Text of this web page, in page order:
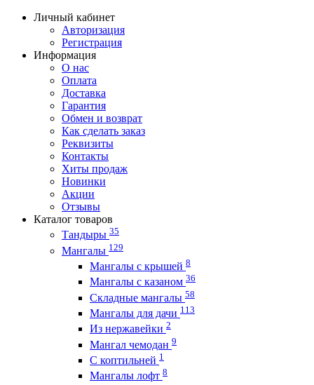
Личный кабинет
Авторизация
Регистрация
Информация
О нас
Оплата
Доставка
Гарантия
Обмен и возврат
Как сделать заказ
Реквизиты
Контакты
Хиты продаж
Новинки
Акции
Отзывы
Каталог товаров
Тандыры 35
Мангалы 129
Мангалы с крышей 8
Мангалы с казаном 36
Складные мангалы 58
Мангалы для дачи 113
Из нержавейки 2
Мангал чемодан 9
С коптильней 1
Мангалы лофт 8